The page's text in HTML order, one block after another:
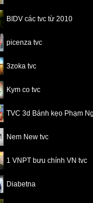
BIDV các tvc từ 2010
picenza tvc
3zoka tvc
Kym co tvc
TVC 3d Bánh kẹo Phạm
Nem New tvc
1 VNPT bưu chính VN tvc
Diabetna